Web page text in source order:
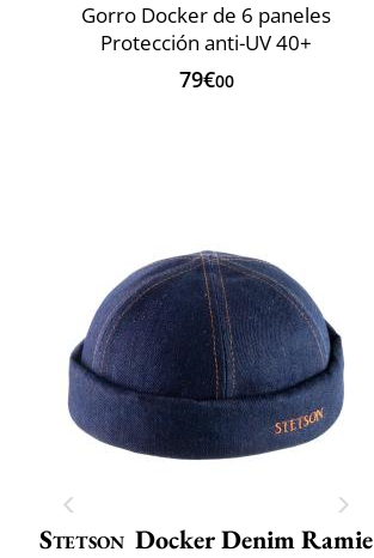
Gorro Docker de 6 paneles
Protección anti-UV 40+
79€00
Stetson Docker Denim Ramie